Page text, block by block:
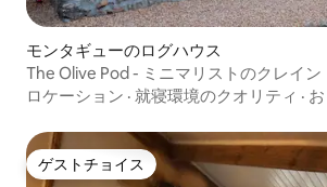
モンタギューのログハウス
The Olive Pod - ミニマリストのクレイン
ュアリー
ロケーション · 就寝環境のクオリティ ·
ゲストチョイス
ゲストチョイス